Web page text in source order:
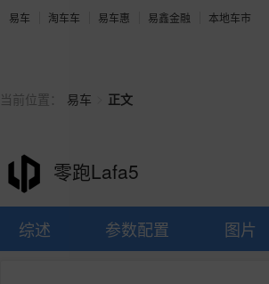
易车 淘车车 易车惠 易鑫金融 本地车市
当前位置： 易车 正文
零跑Lafa5
综述 参数配置 图片